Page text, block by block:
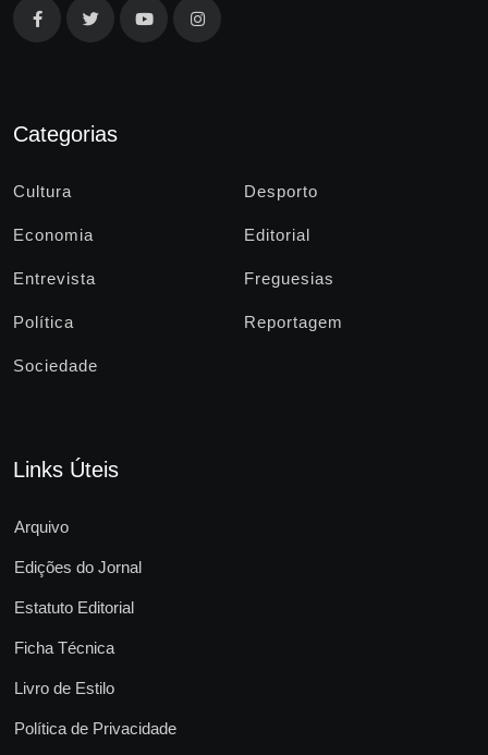
Categorias
Cultura Desporto
Economia Editorial
Entrevista Freguesias
Política Reportagem
Sociedade
Links Úteis
Arquivo
Edições do Jornal
Estatuto Editorial
Ficha Técnica
Livro de Estilo
Política de Privacidade